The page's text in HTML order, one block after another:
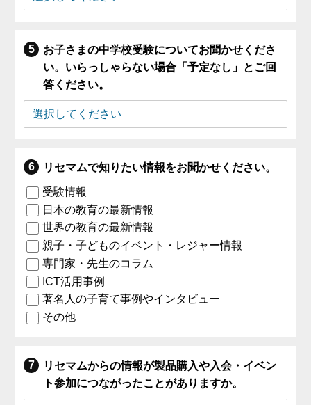
お子さまの中学校受験についてお聞かせくださ
い。いらっしゃらない場合「予定なし」とご回
答ください。
リセマムで知りたい情報をお聞かせください。
受験情報
日本の教育の最新情報
世界の教育の最新情報
親子・子どものイベント・レジャー情報
専門家・先生のコラム
ICT活用事例
著名人の子育て事例やインタビュー
その他
リセマムからの情報が製品購入や入会・イベン
ト参加につながったことがありますか。